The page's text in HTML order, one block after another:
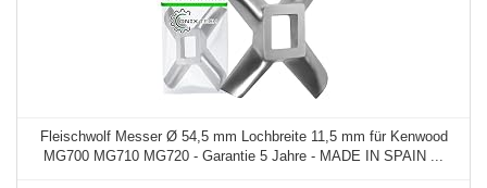
Fleischwolf Messer Ø 54,5 mm Lochbreite 11,5 mm für Kenwood
MG700 MG710 MG720 - Garantie 5 Jahre - MADE IN SPAIN ...